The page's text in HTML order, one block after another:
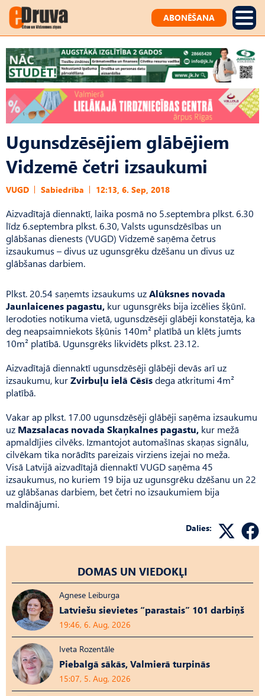
ABONĒŠANA
Ugunsdzēsējiem glābējiem
Vidzemē četri izsaukumi
VUGD Sabiedrība 12:13, 6. Sep, 2018
Aizvadītajā diennaktī, laika posmā no 5.septembra plkst. 6.30
līdz 6.septembra plkst. 6.30, Valsts ugunsdzēsības un
glābšanas dienests (VUGD) Vidzemē saņēma četrus
izsaukumus – divus uz ugunsgrēku dzēšanu un divus uz
glābšanas darbiem.
Plkst. 20.54 saņemts izsaukums uzAlūksnes novada
Jaunlaicenes pagastu, kur ugunsgrēks bija izcēlies šķūnī.
Ierodoties notikuma vietā, ugunsdzēsēji glābēji konstatēja, ka
deg neapsaimniekots šķūnis 140m² platībā un klēts jumts
10m² platībā. Ugunsgrēks likvidēts plkst. 23.12.
Aizvadītajā diennaktī ugunsdzēsēji glābēji devās arī uz
izsaukumu, kurZvirbuļu ielā Cēsīsdega atkritumi 4m²
platībā.
Vakar ap plkst. 17.00 ugunsdzēsēji glābēji saņēma izsaukumu
uz Mazsalacas novada Skaņkalnes pagastu, kur mežā
apmaldījies cilvēks. Izmantojot automašīnas skaņas signālu,
cilvēkam tika norādīts pareizais virziens izejai no meža.
Visā Latvijā aizvadītajā diennaktī VUGD saņēma 45
izsaukumus, no kuriem 19 bija uz ugunsgrēku dzēšanu un 22
uz glābšanas darbiem, bet četri no izsaukumiem bija
maldinājumi.
Dalies:
DOMAS UN VIEDOKĻI
Agnese Leiburga
Latviešu sievietes “parastais” 101 darbiņš
19:46, 6. Aug, 2026
Iveta Rozentāle
Piebalgā sākās, Valmierā turpinās
15:07, 5. Aug, 2026